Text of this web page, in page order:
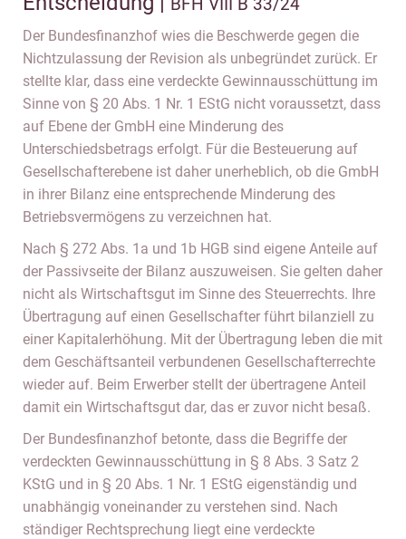
Der Bundesfinanzhof wies die Beschwerde gegen die
Nichtzulassung der Revision als unbegründet zurück. Er
stellte klar, dass eine verdeckte Gewinnausschüttung im
Sinne von § 20 Abs. 1 Nr. 1 EStG nicht voraussetzt, dass
auf Ebene der GmbH eine Minderung des
Unterschiedsbetrags erfolgt. Für die Besteuerung auf
Gesellschafterebene ist daher unerheblich, ob die GmbH
in ihrer Bilanz eine entsprechende Minderung des
Betriebsvermögens zu verzeichnen hat.
Nach § 272 Abs. 1a und 1b HGB sind eigene Anteile auf
der Passivseite der Bilanz auszuweisen. Sie gelten daher
nicht als Wirtschaftsgut im Sinne des Steuerrechts. Ihre
Übertragung auf einen Gesellschafter führt bilanziell zu
einer Kapitalerhöhung. Mit der Übertragung leben die mit
dem Geschäftsanteil verbundenen Gesellschafterrechte
wieder auf. Beim Erwerber stellt der übertragene Anteil
damit ein Wirtschaftsgut dar, das er zuvor nicht besaß.
Der Bundesfinanzhof betonte, dass die Begriffe der
verdeckten Gewinnausschüttung in § 8 Abs. 3 Satz 2
KStG und in § 20 Abs. 1 Nr. 1 EStG eigenständig und
unabhängig voneinander zu verstehen sind. Nach
ständiger Rechtsprechung liegt eine verdeckte